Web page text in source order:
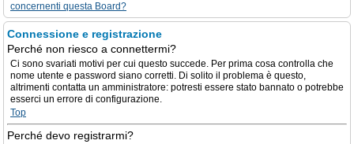
concernenti questa Board?
Connessione e registrazione
Perché non riesco a connettermi?
Ci sono svariati motivi per cui questo succede. Per prima cosa controlla che
nome utente e password siano corretti. Di solito il problema è questo,
altrimenti contatta un amministratore: potresti essere stato bannato o potrebbe
esserci un errore di configurazione.
Top
Perché devo registrarmi?